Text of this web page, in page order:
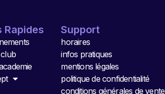
Rapides Support
horaires
infos pratiques
mentions légales
politique de confidentialité
conditions générales de vente